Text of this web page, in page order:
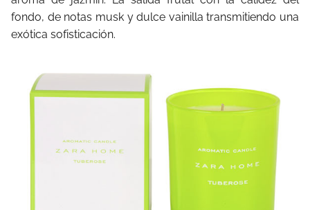
fondo, de notas musk y dulce vainilla transmitiendo una
exótica sofisticación.